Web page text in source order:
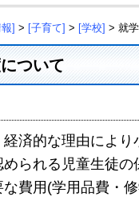
] > [子育て] > [学校] > 就
ついて
済的な理由により
られる児童生徒の
な費用(学用品費・